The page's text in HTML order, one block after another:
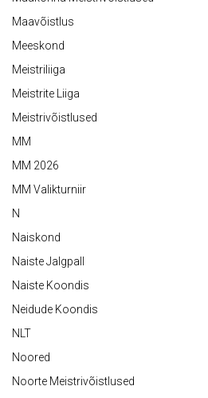
Maavõistlus
Meeskond
Meistriliiga
Meistrite Liiga
Meistrivõistlused
MM
MM 2026
MM Valikturniir
N
Naiskond
Naiste Jalgpall
Naiste Koondis
Neidude Koondis
NLT
Noored
Noorte Meistrivõistlused